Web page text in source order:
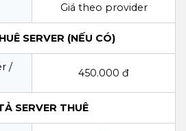
Giá theo provider
SERVER (NẾU CÓ)
/
450.000 đ
SERVER THUÊ